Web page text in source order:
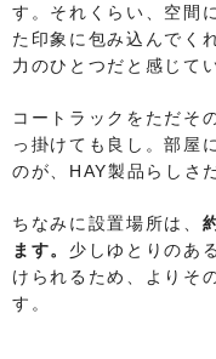
す。それくらい、空間
た印象に包み込んでく
力のひとつだと感じて
コートラックをただそ
っ掛けても良し。部屋
のが、HAY製品らしさ
ちなみに設置場所は、
ます。 少しゆとりのあ
けられるため、よりそ
す。